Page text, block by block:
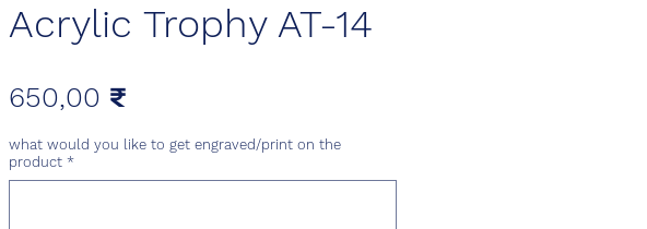
Acrylic Trophy AT-14
650,00 ₹
what would you like to get engraved/print on the
product *